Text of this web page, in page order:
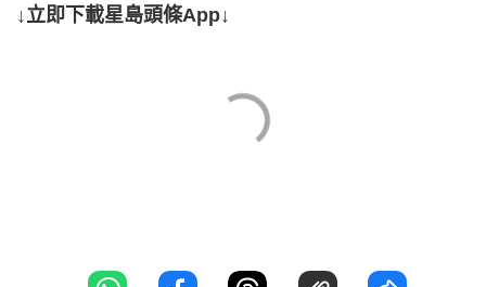
↓立即下載星島頭條App↓